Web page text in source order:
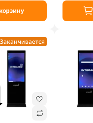
Заканчивается